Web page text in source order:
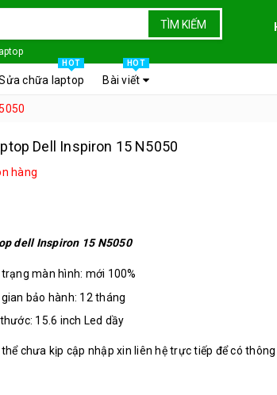
TÌM KIẾM
chữa laptop
HOT
Bài viết
HOT
Dell Inspiron 15 N5050
hàng
dell Inspiron 15 N5050
màn hình: mới 100%
bảo hành: 12 tháng
15.6 inch Led dầy
kết nối: 40 chân
chưa kịp cập nhập xin liên hệ trực tiếp để có